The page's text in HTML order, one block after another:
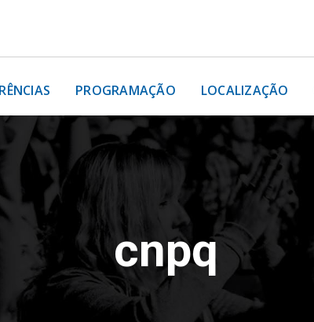
PROGRAMAÇÃO LOCALIZAÇÃO
cnpq